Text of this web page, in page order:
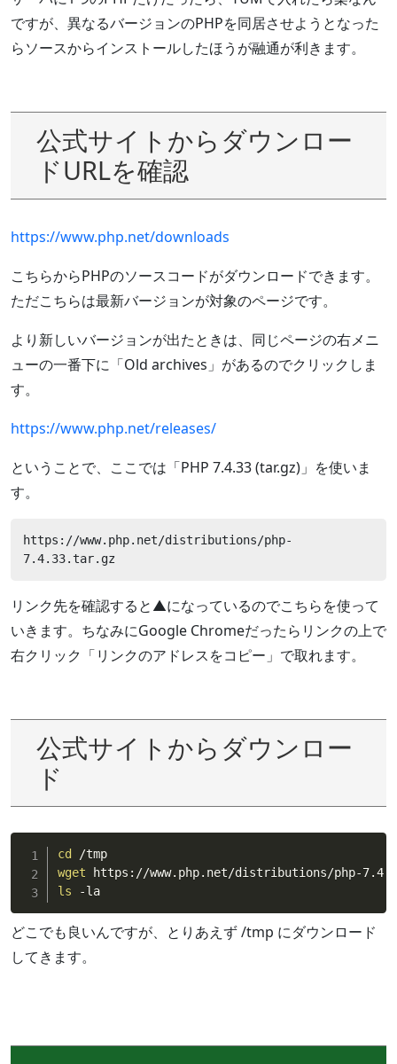
ですが、異なるバージョンのPHPを同居させようとなった
らソースからインストールしたほうが融通が利きます。
公式サイトからダウンロー
ドURLを確認
https://www.php.net/downloads
こちらからPHPのソースコードがダウンロードできます。
ただこちらは最新バージョンが対象のページです。
より新しいバージョンが出たときは、同じページの右メニ
ューの一番下に「Old archives」があるのでクリックしま
す。
https://www.php.net/releases/
ということで、ここでは「PHP 7.4.33 (tar.gz)」を使いま
す。
https://www.php.net/distributions/php-
7.4.33.tar.gz
リンク先を確認すると▲になっているのでこちらを使って
いきます。ちなみにGoogle Chromeだったらリンクの上で
右クリック「リンクのアドレスをコピー」で取れます。
公式サイトからダウンロー
ド
cd
wget
ls -la
どこでも良いんですが、とりあえず /tmp にダウンロード
してきます。